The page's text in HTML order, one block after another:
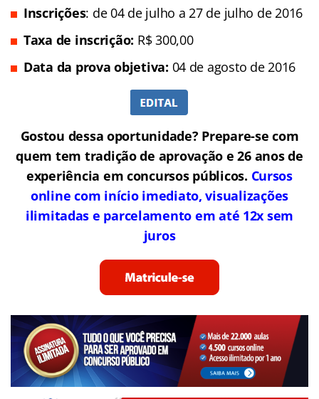
Inscrições: de 04 de julho a 27 de julho de 2016
Taxa de inscrição: R$ 300,00
Data da prova objetiva: 04 de agosto de 2016
Gostou dessa oportunidade? Prepare-se com
quem tem tradição de aprovação e 26 anos de
experiência em concursos públicos. Cursos
online com início imediato, visualizações
ilimitadas e parcelamento em até 12x sem
juros